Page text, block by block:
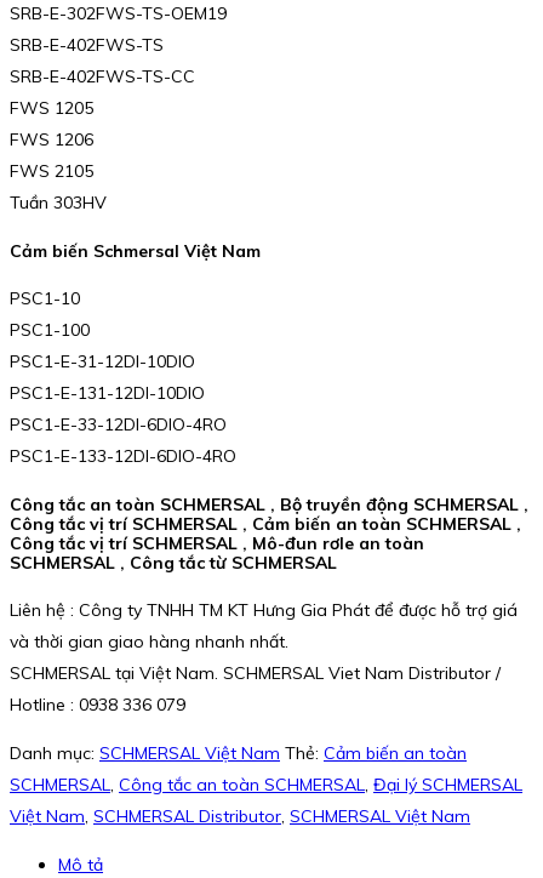
SRB-E-302FWS-TS-OEM19
SRB-E-402FWS-TS
SRB-E-402FWS-TS-CC
FWS 1205
FWS 1206
FWS 2105
Tuần 303HV
Cảm biến Schmersal Việt Nam
PSC1-10
PSC1-100
PSC1-E-31-12DI-10DIO
PSC1-E-131-12DI-10DIO
PSC1-E-33-12DI-6DIO-4RO
PSC1-E-133-12DI-6DIO-4RO
Công tắc an toàn SCHMERSAL , Bộ truyền động SCHMERSAL ,
Công tắc vị trí SCHMERSAL , Cảm biến an toàn SCHMERSAL ,
Công tắc vị trí SCHMERSAL , Mô-đun rơle an toàn
SCHMERSAL , Công tắc từ SCHMERSAL
Liên hệ : Công ty TNHH TM KT Hưng Gia Phát để được hỗ trợ giá
và thời gian giao hàng nhanh nhất.
SCHMERSAL tại Việt Nam. SCHMERSAL Viet Nam Distributor /
Hotline : 0938 336 079
Danh mục: SCHMERSAL Việt Nam Thẻ: Cảm biến an toàn
SCHMERSAL, Công tắc an toàn SCHMERSAL, Đại lý SCHMERSAL
Việt Nam, SCHMERSAL Distributor, SCHMERSAL Việt Nam
Mô tả